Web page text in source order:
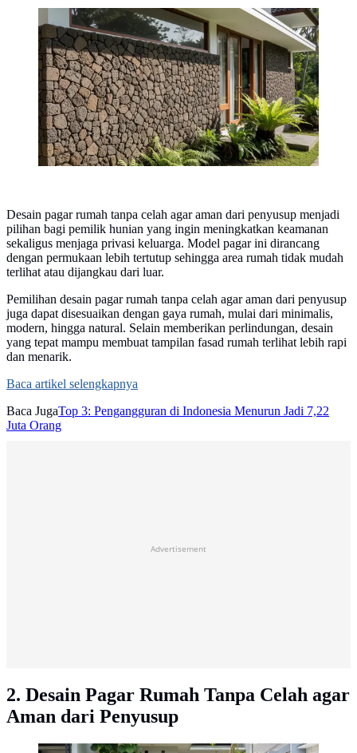
Inspirasi Dinding Batu Tempel untuk Rumah Kampung
Modern/Gemini AI
Desain pagar rumah tanpa celah agar aman dari penyusup menjadi
pilihan bagi pemilik hunian yang ingin meningkatkan keamanan
sekaligus menjaga privasi keluarga. Model pagar ini dirancang
dengan permukaan lebih tertutup sehingga area rumah tidak mudah
terlihat atau dijangkau dari luar.
Pemilihan desain pagar rumah tanpa celah agar aman dari penyusup
juga dapat disesuaikan dengan gaya rumah, mulai dari minimalis,
modern, hingga natural. Selain memberikan perlindungan, desain
yang tepat mampu membuat tampilan fasad rumah terlihat lebih rapi
dan menarik.
Baca artikel selengkapnya
Baca JugaTop 3: Pengangguran di Indonesia Menurun Jadi 7,22
Juta Orang
Advertisement
2. Desain Pagar Rumah Tanpa Celah agar
Aman dari Penyusup